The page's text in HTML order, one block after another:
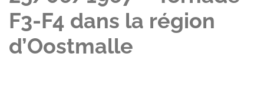
F3-F4 dans la région
d’Oostmalle